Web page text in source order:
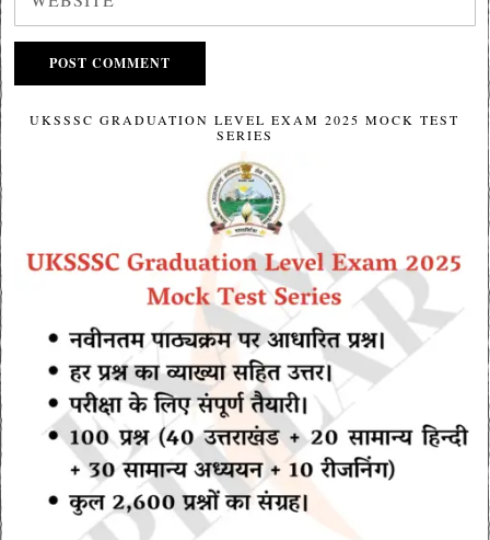
UKSSSC GRADUATION LEVEL EXAM 2025 MOCK TEST
SERIES